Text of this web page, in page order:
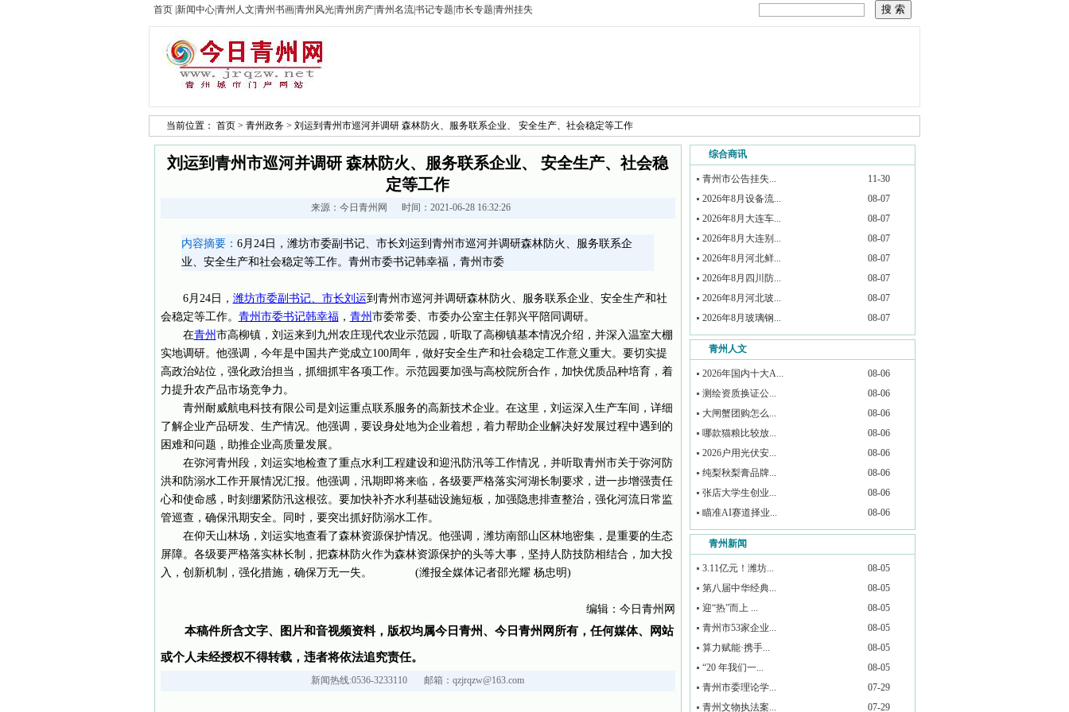
首页 新闻中心青州人文 青州书画青州风光青州房产青州名流书记专题 市长专题 青州挂失
当前位置： 首页 > 青州政务 > 刘运到青州市巡河并调研 森林防火、服务联系企业、 安全生产、社会稳定等工作
刘运到青州市巡河并调研 森林防火、服务联系企业、 安全生产、社会稳
定等工作
来源： 今日青州网 时间：2021-06-28 16:32:26
内容摘要： 6月24日，潍坊市委副书记、市长刘运到青州市巡河并调研森林防火、服务联系企
业、安全生产和社会稳定等工作。青州市委书记韩幸福，青州市委
6月24日， 潍坊市委副书记、市长刘运到青州市巡河并调研森林防火、服务联系企业、安全生产和社
会稳定等工作。 青州市委书记韩幸福 ， 青州 市委常委、市委办公室主任郭兴平陪同调研。
在青州 市高柳镇，刘运来到九州农庄现代农业示范园，听取了高柳镇基本情况介绍，并深入温室大棚
实地调研。他强调，今年是中国共产党成立100周年，做好安全生产和社会稳定工作意义重大。要切实提
高政治站位，强化政治担当，抓细抓牢各项工作。示范园要加强与高校院所合作，加快优质品种培育，着
力提升农产品市场竞争力。
青州耐威航电科技有限公司是刘运重点联系服务的高新技术企业。在这里，刘运深入生产车间，详细
了解企业产品研发、生产情况。他强调，要设身处地为企业着想，着力帮助企业解决好发展过程中遇到的
困难和问题，助推企业高质量发展。
在弥河青州段，刘运实地检查了重点水利工程建设和迎汛防汛等工作情况，并听取青州市关于弥河防
洪和防溺水工作开展情况汇报。他强调，汛期即将来临，各级要严格落实河湖长制要求，进一步增强责任
心和使命感，时刻绷紧防汛这根弦。要加快补齐水利基础设施短板，加强隐患排查整治，强化河流日常监
管巡查，确保汛期安全。同时，要突出抓好防溺水工作。
在仰天山林场，刘运实地查看了森林资源保护情况。他强调，潍坊南部山区林地密集，是重要的生态
屏障。各级要严格落实林长制，把森林防火作为森林资源保护的头等大事，坚持人防技防相结合，加大投
入，创新机制，强化措施，确保万无一失。 (潍报全媒体记者邵光耀 杨忠明)
编辑：今日青州网
本稿件所含文字、图片和音视频资料，版权均属今日青州、今日青州网所有，任何媒体、网站
或个人未经授权不得转载，违者将依法追究责任。
新闻热线:0536-3233110 邮箱：qzjrqzw@163.com
综合商讯
青州市公告挂失...
11-30
2026年8月设备流...
08-07
2026年8月大连车...
08-07
2026年8月大连别...
08-07
2026年8月河北鲜...
08-07
2026年8月四川防...
08-07
2026年8月河北玻...
08-07
2026年8月玻璃钢...
08-07
青州人文
2026年国内十大A...
08-06
测绘资质换证公...
08-06
大闸蟹团购怎么...
08-06
哪款猫粮比较放...
08-06
2026户用光伏安...
08-06
纯梨秋梨膏品牌...
08-06
张店大学生创业...
08-06
瞄准AI赛道择业...
08-06
青州新闻
3.11亿元！潍坊...
08-05
第八届中华经典...
08-05
迎“热”而上 ...
08-05
青州市53家企业...
08-05
算力赋能·携手...
08-05
“20 年我们一...
08-05
青州市委理论学...
07-29
青州文物执法案...
07-29